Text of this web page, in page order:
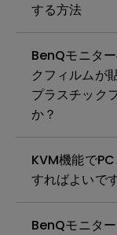
する方法
BenQモニタ
クフィルムが
プラスチック
か？
KVM機能で
すればよいで
BenQモニタ